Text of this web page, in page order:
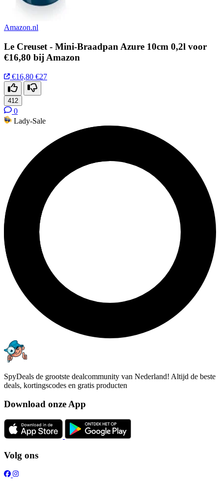
Amazon.nl
Le Creuset - Mini-Braadpan Azure 10cm 0,2l voor
€16,80 bij Amazon
€16,80 €27
412
0
Lady-Sale
SpyDeals de grootste dealcommunity van Nederland! Altijd de beste
deals, kortingscodes en gratis producten
Download onze App
Volg ons